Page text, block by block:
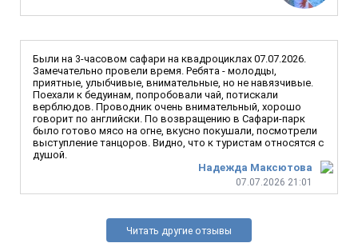
Надежда Максютова
07.07.2026 21:01
Были на 3-часовом сафари на квадроциклах 07.07.2026.
Замечательно провели время. Ребята - молодцы,
приятные, улыбчивые, внимательные, но не навязчивые.
Поехали к бедуинам, попробовали чай, потискали
верблюдов. Проводник очень внимательный, хорошо
говорит по английски. По возвращению в Сафари-парк
было готово мясо на огне, вкусно покушали, посмотрели
выступление танцоров. Видно, что к туристам относятся с
душой.
Читать другие отзывы